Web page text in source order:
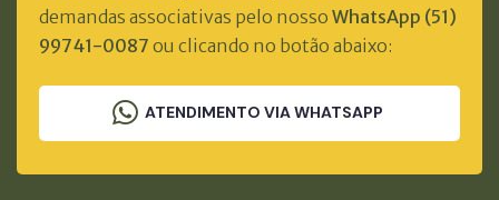
demandas associativas pelo nosso WhatsApp (51)
99741-0087 ou clicando no botão abaixo:
ATENDIMENTO VIA WHATSAPP